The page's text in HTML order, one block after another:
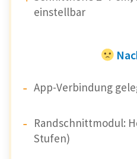
einstellbar
App-Verbindung
Randschnittmodul:
Stufen)